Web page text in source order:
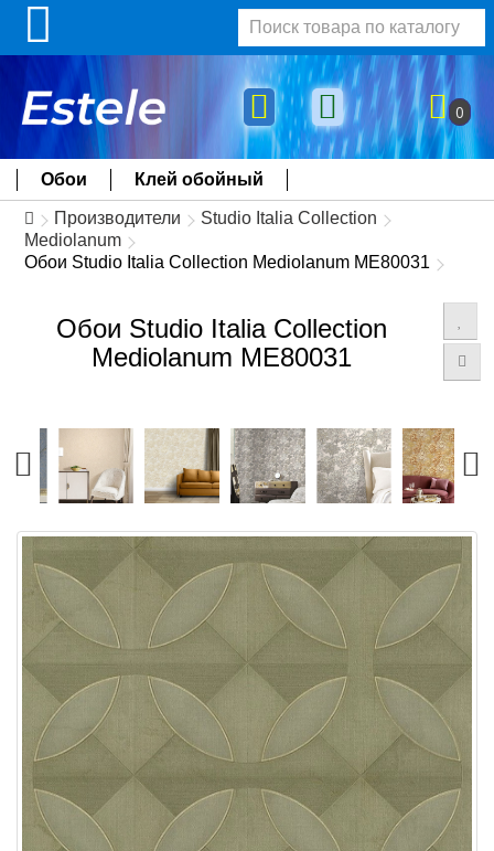
0
Обои Клей обойный
Производители
Studio Italia Collection
Mediolanum
Обои Studio Italia Collection Mediolanum ME80031
Обои Studio Italia Collection
Mediolanum ME80031